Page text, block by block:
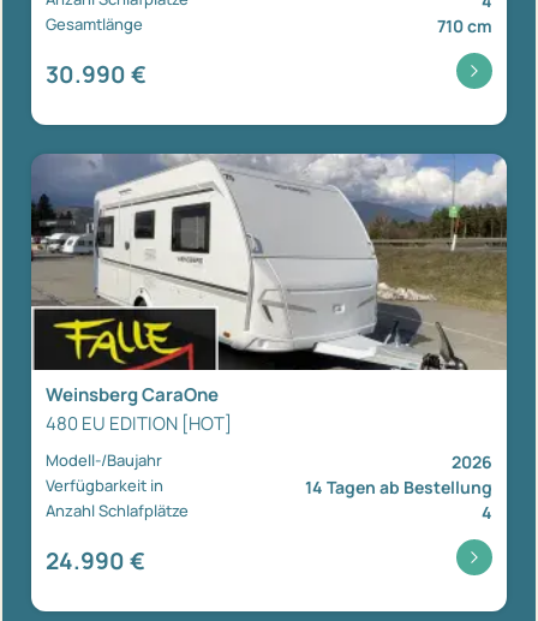
Gesamtlänge 710 cm
30.990 €
Weinsberg CaraOne
480 EU EDITION [HOT]
Modell-/Baujahr 2026
Verfügbarkeit in 14 Tagen ab Bestellung
Anzahl Schlafplätze 4
24.990 €